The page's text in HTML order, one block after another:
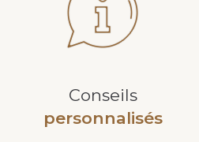
Conseils
personnalisés